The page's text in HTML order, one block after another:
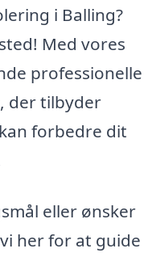
i Balling?
Med vores
professionelle
der tilbyder
forbedre dit
eller ønsker
her for at guide